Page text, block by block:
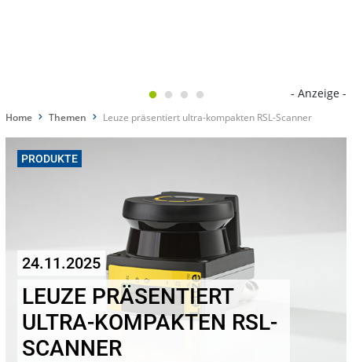
- Anzeige -
Home Themen Leuze präsentiert ultra-kompakten RSL-Scanner
PRODUKTE
24.11.2025
LEUZE PRÄSENTIERT
ULTRA-KOMPAKTEN RSL-
SCANNER